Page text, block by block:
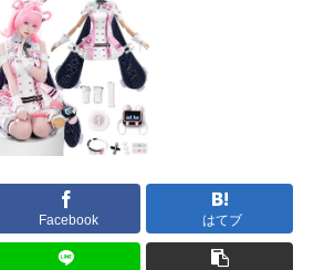
Facebook はてブ